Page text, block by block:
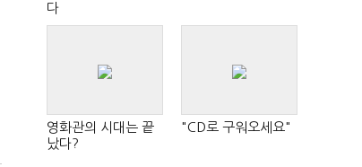
다
영화관의 시대는 끝
났다?
"CD로 구워오세요"